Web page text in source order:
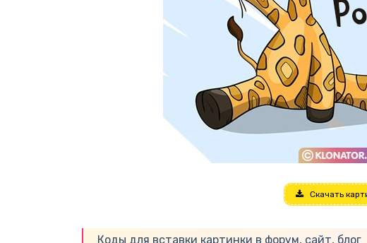
Скачать
Коды для вставки картинки в форум, сайт, блог